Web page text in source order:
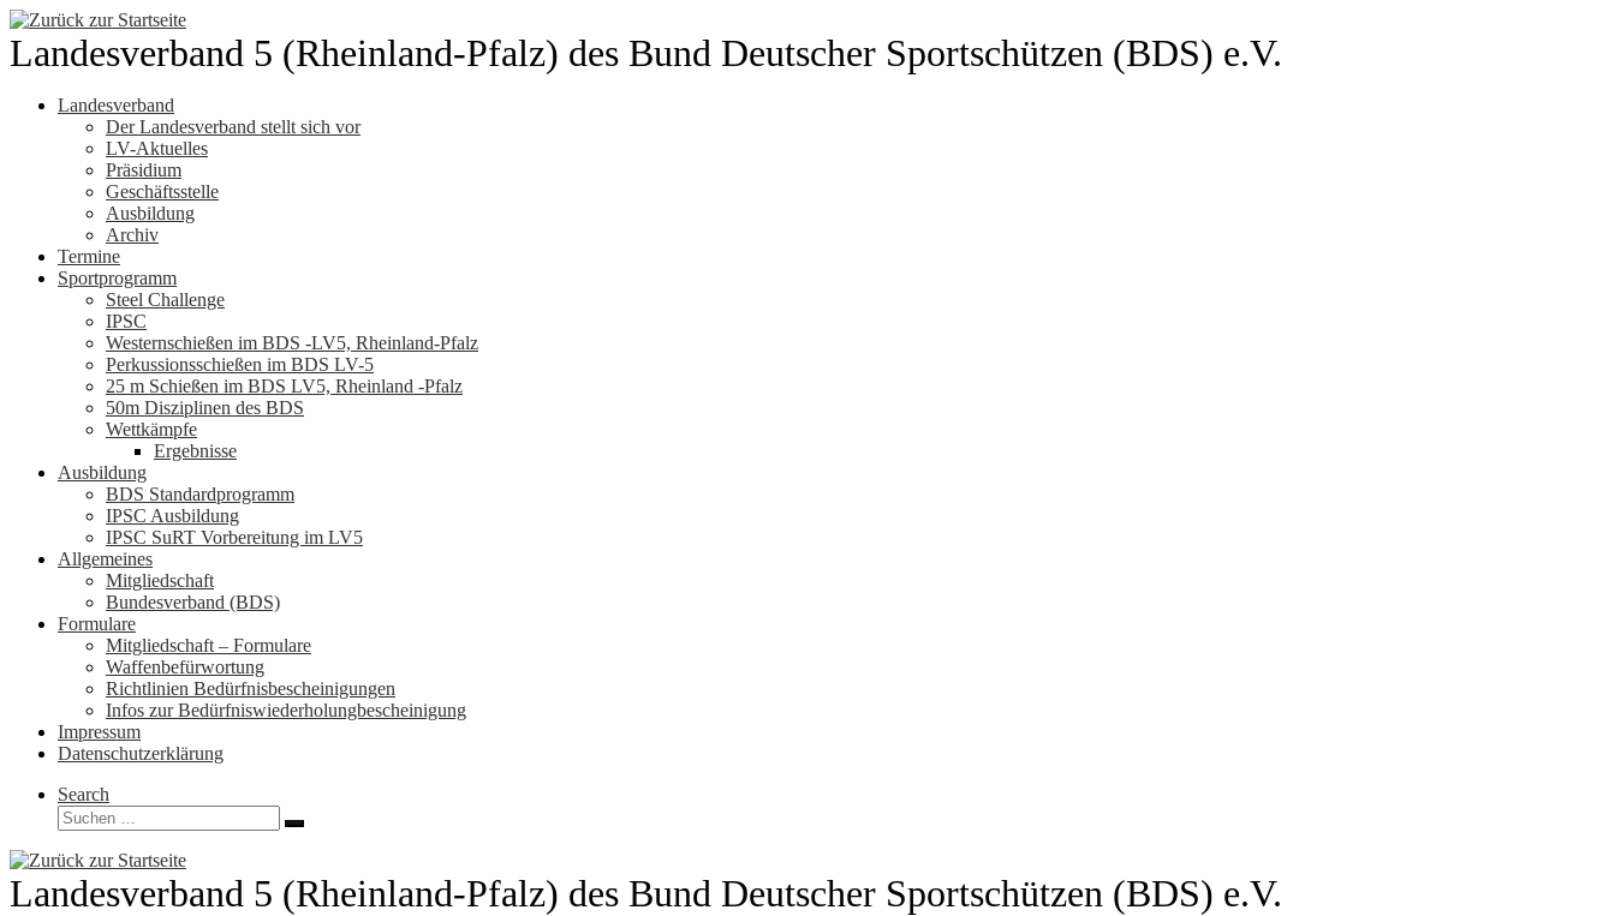
Zum
Inhalt
springen
Landesverband 5 (Rheinland-Pfalz) des Bund Deutscher Sportschützen (BDS) e.V.
Landesverband
Der Landesverband stellt sich vor
LV-Aktuelles
Präsidium
Geschäftsstelle
Ausbildung
Archiv
Termine
Sportprogramm
Steel Challenge
IPSC
Westernschießen im BDS -LV5, Rheinland-Pfalz
Perkussionsschießen im BDS LV-5
25 m Schießen im BDS LV5, Rheinland -Pfalz
50m Disziplinen des BDS
Wettkämpfe
Ergebnisse
Ausbildung
BDS Standardprogramm
IPSC Ausbildung
IPSC SuRT Vorbereitung im LV5
Allgemeines
Mitgliedschaft
Bundesverband (BDS)
Formulare
Mitgliedschaft – Formulare
Waffenbefürwortung
Richtlinien Bedürfnisbescheinigungen
Infos zur Bedürfniswiederholungbescheinigung
Impressum
Datenschutzerklärung
Search
Suche
Suchen …
Landesverband 5 (Rheinland-Pfalz) des Bund Deutscher Sportschützen (BDS) e.V.